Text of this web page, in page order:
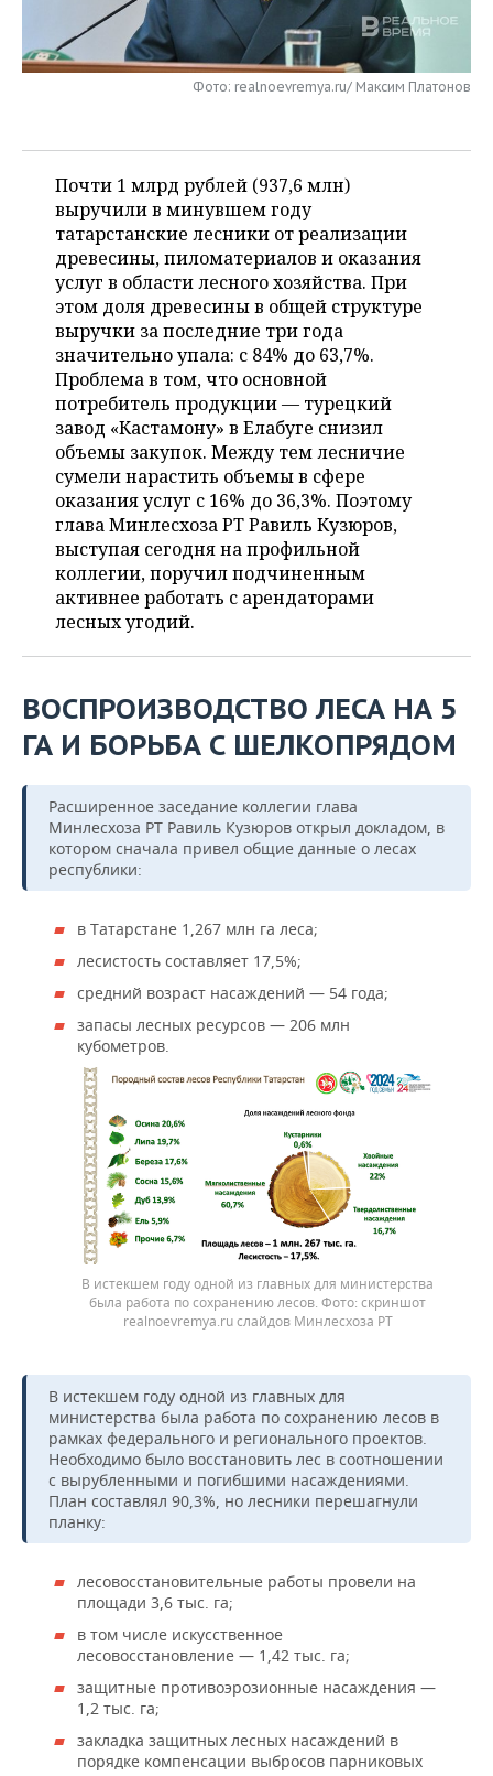
НЕФТЕХИМИЯ
НЕФТЬ
РОЗНИЧНАЯ ТОРГОВЛЯ
НОВОСТИ ТЕХНОЛОГИЙ
ТЕЛЕКОММУНИКАЦИИ
МЕРОПРИЯТИЯ
НОВОСТИ МЕРОПРИЯТИЙ
БИЗНЕС-БРАНЧИ
ONLINE-КОНФЕРЕНЦИИ
ОТКРЫТАЯ ЛЕКЦИЯ
ФУТБОЛ
ХОККЕЙ
БАСКЕТБОЛ
ВОЛЕЙБОЛ
КИБЕРСПОРТ
ФИГУРНОЕ КАТАНИЕ
ВОДНЫЕ ВИДЫ СПОРТА
ХОККЕЙ С МЯЧОМ
НОВОСТИ ОБЩЕСТВА
ВЛАСТЬ
ИНФРАСТРУКТУРА
ИСТОРИЯ
КУЛЬТУРА
МЕДИЦИНА
ОБРАЗОВАНИЕ
ПРОИСШЕСТВИЯ
ФОТОГАЛЕРЕЯ
СЮЖЕТЫ
СПРАВОЧНИК
СПИСОК ПЕРСОН
СПИСОК КОМПАНИЙ
ПОЛНАЯ ВЕРСИЯ
Фото: realnoevremya.ru/ Максим Платонов
Почти 1 млрд рублей (937,6 млн)
выручили в минувшем году
татарстанские лесники от реализации
древесины, пиломатериалов и оказания
услуг в области лесного хозяйства. При
этом доля древесины в общей структуре
выручки за последние три года
значительно упала: с 84% до 63,7%.
Проблема в том, что основной
потребитель продукции — турецкий
завод «Кастамону» в Елабуге снизил
объемы закупок. Между тем лесничие
сумели нарастить объемы в сфере
оказания услуг с 16% до 36,3%. Поэтому
глава Минлесхоза РТ Равиль Кузюров,
выступая сегодня на профильной
коллегии, поручил подчиненным
активнее работать с арендаторами
лесных угодий.
ВОСПРОИЗВОДСТВО ЛЕСА НА 5
ГА И БОРЬБА С ШЕЛКОПРЯДОМ
Расширенное заседание коллегии глава
Минлесхоза РТ Равиль Кузюров открыл докладом, в
котором сначала привел общие данные о лесах
республики:
в Татарстане 1,267 млн га леса;
лесистость составляет 17,5%;
средний возраст насаждений — 54 года;
запасы лесных ресурсов — 206 млн
кубометров.
В истекшем году одной из главных для министерства
была работа по сохранению лесов.
скриншот
realnoevremya.ru слайдов Минлесхоза РТ
В истекшем году одной из главных для
министерства была работа по сохранению лесов в
рамках федерального и регионального проектов.
Необходимо было восстановить лес в соотношении
с вырубленными и погибшими насаждениями.
План составлял 90,3%, но лесники перешагнули
планку:
лесовосстановительные работы провели на
площади 3,6 тыс. га;
в том числе искусственное
лесовосстановление — 1,42 тыс. га;
защитные противоэрозионные насаждения —
1,2 тыс. га;
закладка защитных лесных насаждений в
порядке компенсации выбросов парниковых